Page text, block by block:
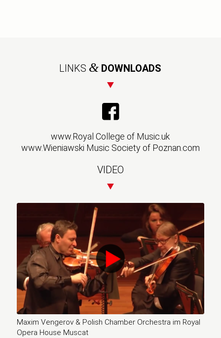
LINKS & DOWNLOADS
www.Royal College of Music.uk
www.Wieniawski Music Society of Poznan.com
VIDEO
Maxim Vengerov & Polish Chamber Orchestra im Royal
Opera House Muscat